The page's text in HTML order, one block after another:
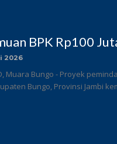
BPK Rp100
2026
Muara Bungo - Proyek
Bungo, Provinsi Jambi